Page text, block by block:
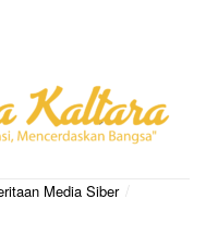
Media Siber